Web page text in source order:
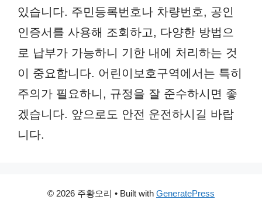
있습니다. 주민등록번호나 차량번호, 공인
인증서를 사용해 조회하고, 다양한 방법으
로 납부가 가능하니 기한 내에 처리하는 것
이 중요합니다. 어린이보호구역에서는 특히
주의가 필요하니, 규정을 잘 준수하시면 좋
겠습니다. 앞으로도 안전 운전하시길 바랍
니다.
© 2026 주황오리 • Built with GeneratePress